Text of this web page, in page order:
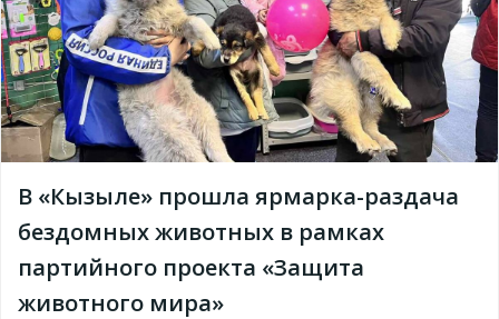
В «Кызыле» прошла ярмарка-раздача
бездомных животных в рамках
партийного проекта «Защита
животного мира»